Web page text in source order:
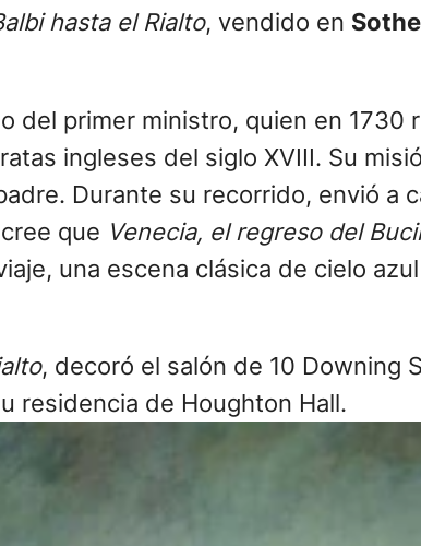
hasta el Rialto, vendido en
del primer ministro, quien en 1730
ingleses del siglo XVIII. Su
Durante su recorrido, envió a
que Venecia, el regreso del
una escena clásica de cielo
, decoró el salón de 10 Downing
residencia de Houghton Hall.